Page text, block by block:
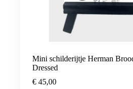
Mini schilderijtje Herman
Dressed
€ 45,00